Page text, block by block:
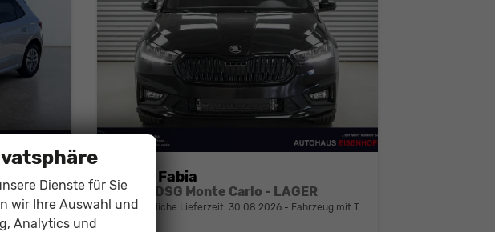
Drive Plus 1.0 TSI DSG 2ZKlima AHK Apple 2 x PDC Sitzheizung 5J Garantie Kessy
mit Tageszulassung
Skoda Fabia
1,0 TSI DSG Monte Carlo - LAGER
unverbindliche Lieferzeit: 30.08.2026 Fahrzeug mit Tageszulassung
Dienste für Sie
wir Ihre Auswahl und
Analytics und